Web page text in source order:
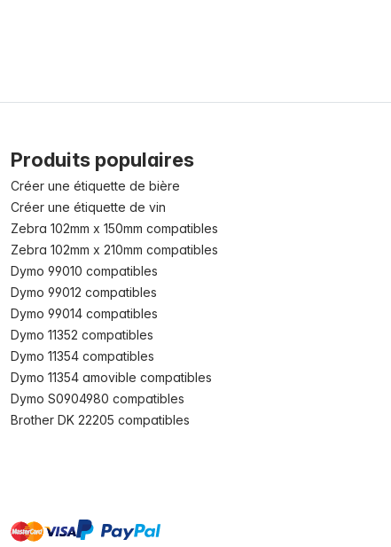
Produits populaires
Créer une étiquette de bière
Créer une étiquette de vin
Zebra 102mm x 150mm compatibles
Zebra 102mm x 210mm compatibles
Dymo 99010 compatibles
Dymo 99012 compatibles
Dymo 99014 compatibles
Dymo 11352 compatibles
Dymo 11354 compatibles
Dymo 11354 amovible compatibles
Dymo S0904980 compatibles
Brother DK 22205 compatibles
mastervisa paypal